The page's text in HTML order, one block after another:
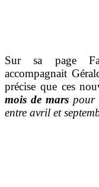
Sur sa page
accompagnait
précise que ces
mois de mars pour
entre avril et